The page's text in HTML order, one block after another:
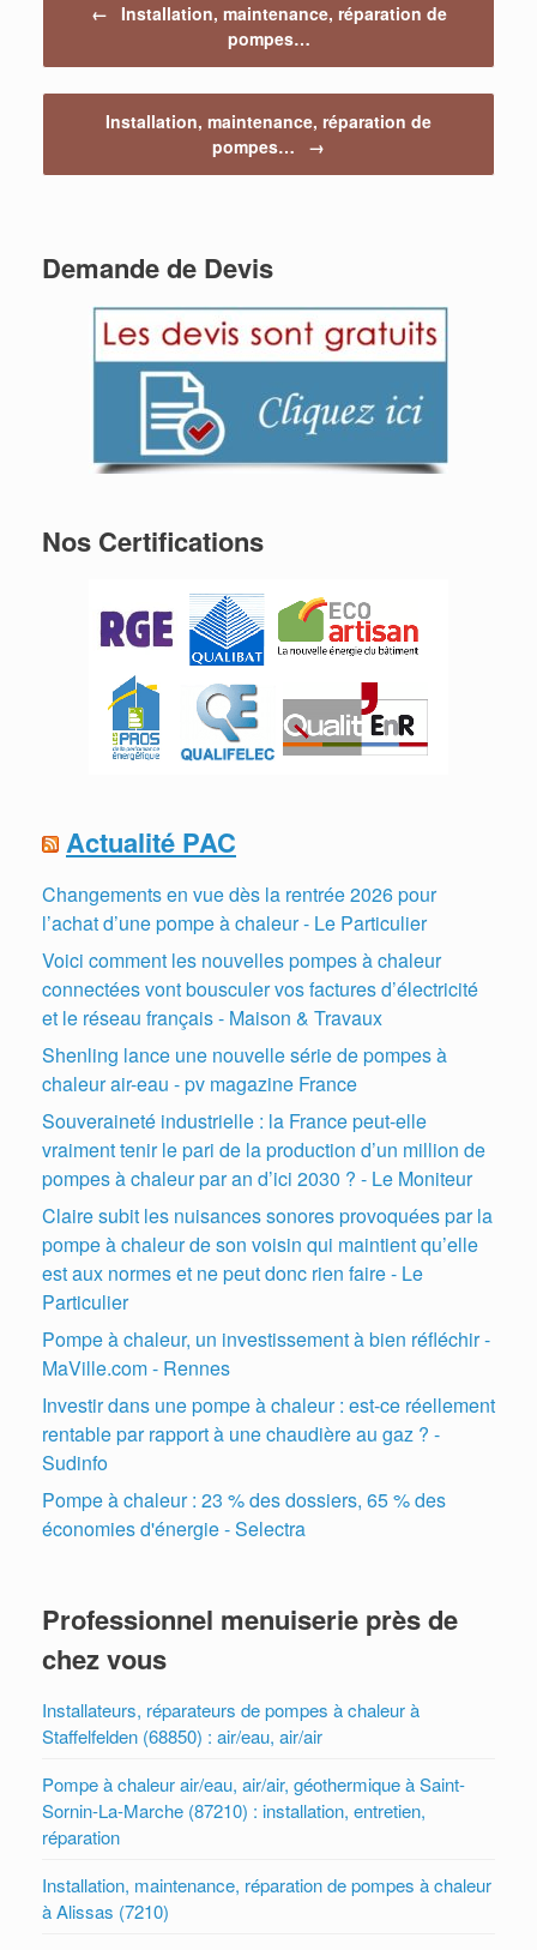
←
Installation, maintenance, réparation de
pompes…
Installation, maintenance, réparation de
pompes…
→
Demande de Devis
Nos Certifications
Actualité PAC
Changements en vue dès la rentrée 2026 pour
l’achat d’une pompe à chaleur - Le Particulier
Voici comment les nouvelles pompes à chaleur
connectées vont bousculer vos factures d’électricité
et le réseau français - Maison & Travaux
Shenling lance une nouvelle série de pompes à
chaleur air-eau - pv magazine France
Souveraineté industrielle : la France peut-elle
vraiment tenir le pari de la production d’un million de
pompes à chaleur par an d’ici 2030 ? - Le Moniteur
Claire subit les nuisances sonores provoquées par la
pompe à chaleur de son voisin qui maintient qu’elle
est aux normes et ne peut donc rien faire - Le
Particulier
Pompe à chaleur, un investissement à bien réfléchir -
MaVille.com - Rennes
Investir dans une pompe à chaleur : est-ce réellement
rentable par rapport à une chaudière au gaz ? -
Sudinfo
Pompe à chaleur : 23 % des dossiers, 65 % des
économies d'énergie - Selectra
Professionnel menuiserie près de
chez vous
Installateurs, réparateurs de pompes à chaleur à
Staffelfelden (68850) : air/eau, air/air
Pompe à chaleur air/eau, air/air, géothermique à Saint-
Sornin-La-Marche (87210) : installation, entretien,
réparation
Installation, maintenance, réparation de pompes à chaleur
à Alissas (7210)